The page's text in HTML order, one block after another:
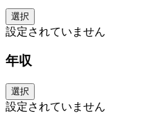
選択
設定されていません
年収
選択
設定されていません